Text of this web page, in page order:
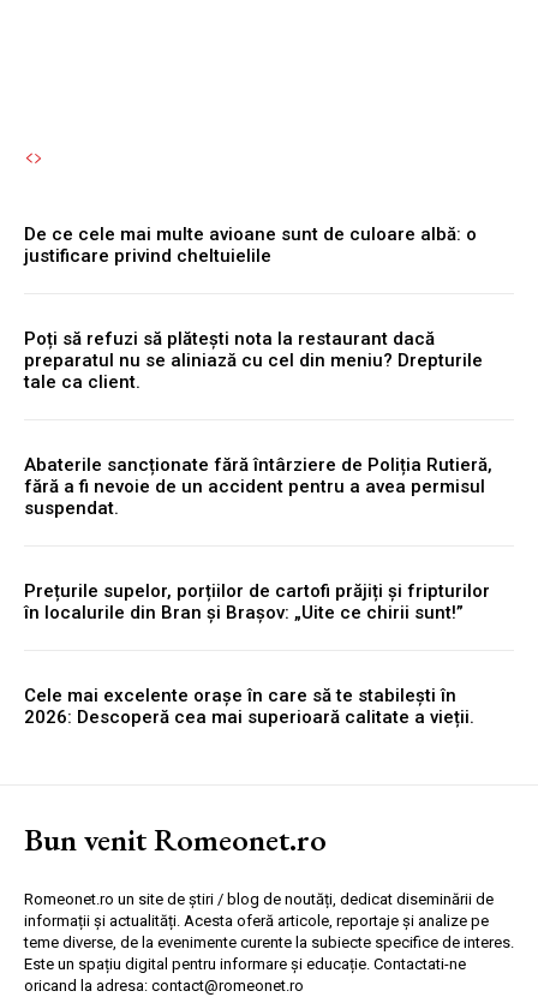
De ce cele mai multe avioane sunt de culoare albă: o
justificare privind cheltuielile
Poți să refuzi să plătești nota la restaurant dacă
preparatul nu se aliniază cu cel din meniu? Drepturile
tale ca client.
Abaterile sancționate fără întârziere de Poliția Rutieră,
fără a fi nevoie de un accident pentru a avea permisul
suspendat.
Prețurile supelor, porțiilor de cartofi prăjiți și fripturilor
în localurile din Bran și Brașov: „Uite ce chirii sunt!”
Cele mai excelente orașe în care să te stabilești în
2026: Descoperă cea mai superioară calitate a vieții.
Bun venit Romeonet.ro
Romeonet.ro un site de știri / blog de noutăți, dedicat diseminării de
informații și actualități. Acesta oferă articole, reportaje și analize pe
teme diverse, de la evenimente curente la subiecte specifice de interes.
Este un spațiu digital pentru informare și educație. Contactati-ne
oricand la adresa: contact@romeonet.ro